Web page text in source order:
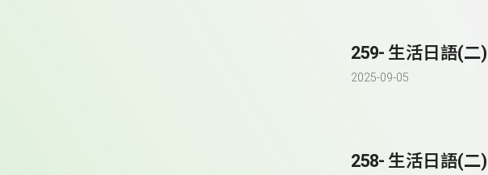
259- 生活日語(二
2025-09-05
258- 生活日語(二